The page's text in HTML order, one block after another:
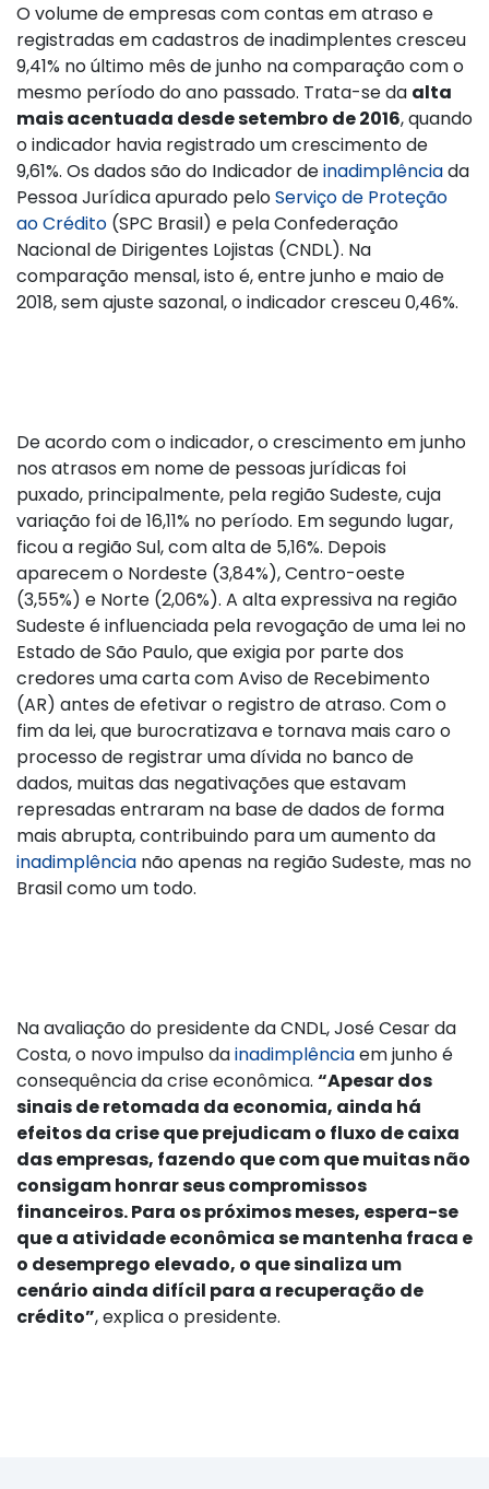
O volume de empresas com contas em atraso e
registradas em cadastros de inadimplentes cresceu
9,41% no último mês de junho na comparação com o
mesmo período do ano passado. Trata-se da alta
mais acentuada desde setembro de 2016, quando
o indicador havia registrado um crescimento de
9,61%. Os dados são do Indicador deinadimplênciada
Pessoa Jurídica apurado peloServiço de Proteção
ao Crédito (SPC Brasil) e pela Confederação
Nacional de Dirigentes Lojistas (CNDL). Na
comparação mensal, isto é, entre junho e maio de
2018, sem ajuste sazonal, o indicador cresceu 0,46%.
De acordo com o indicador, o crescimento em junho
nos atrasos em nome de pessoas jurídicas foi
puxado, principalmente, pela região Sudeste, cuja
variação foi de 16,11% no período. Em segundo lugar,
ficou a região Sul, com alta de 5,16%. Depois
aparecem o Nordeste (3,84%), Centro-oeste
(3,55%) e Norte (2,06%). A alta expressiva na região
Sudeste é influenciada pela revogação de uma lei no
Estado de São Paulo, que exigia por parte dos
credores uma carta com Aviso de Recebimento
(AR) antes de efetivar o registro de atraso. Com o
fim da lei, que burocratizava e tornava mais caro o
processo de registrar uma dívida no banco de
dados, muitas das negativações que estavam
represadas entraram na base de dados de forma
mais abrupta, contribuindo para um aumento da
inadimplência não apenas na região Sudeste, mas no
Brasil como um todo.
Na avaliação do presidente da CNDL, José Cesar da
Costa, o novo impulso dainadimplênciaem junho é
consequência da crise econômica. “Apesar dos
sinais de retomada da economia, ainda há
efeitos da crise que prejudicam o fluxo de caixa
das empresas, fazendo que com que muitas não
consigam honrar seus compromissos
financeiros. Para os próximos meses, espera-se
que a atividade econômica se mantenha fraca e
o desemprego elevado, o que sinaliza um
cenário ainda difícil para a recuperação de
crédito”, explica o presidente.